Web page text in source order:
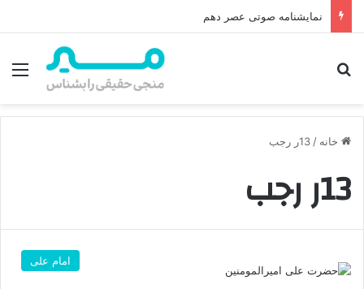
نمایشنامه صوتی عصر دهم
خانه /13ر رجب
13ر رجب
امام علی